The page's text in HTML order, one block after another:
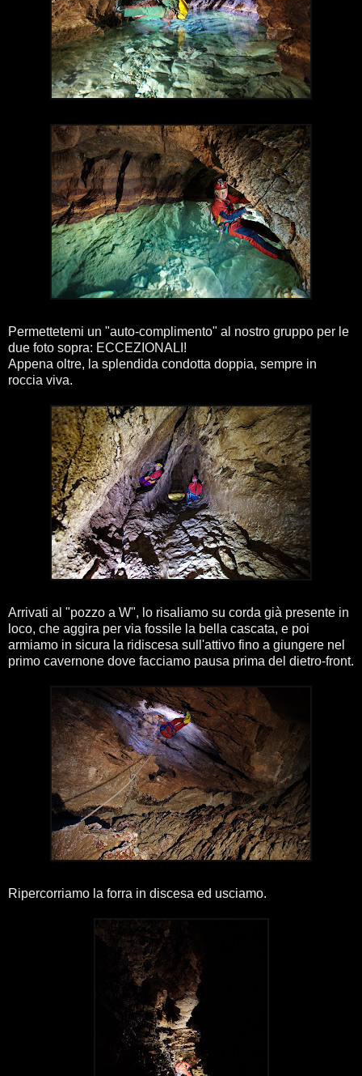
Permettetemi un "auto-complimento" al nostro gruppo per le
due foto sopra: ECCEZIONALI!
Appena oltre, la splendida condotta doppia, sempre in
roccia viva.
Arrivati al "pozzo a W", lo risaliamo su corda già presente in
loco, che aggira per via fossile la bella cascata, e poi
armiamo in sicura la ridiscesa sull'attivo fino a giungere nel
primo cavernone dove facciamo pausa prima del dietro-front.
Ripercorriamo la forra in discesa ed usciamo.